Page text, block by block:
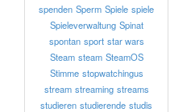
spenden Sperm Spiele spiele
Spieleverwaltung Spinat
spontan sport star wars
Steam steam SteamOS
Stimme stopwatchingus
stream streaming streams
studieren studierende studis